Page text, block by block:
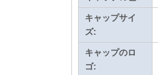
キャップサイ
ズ:
キャップのロ
ゴ: